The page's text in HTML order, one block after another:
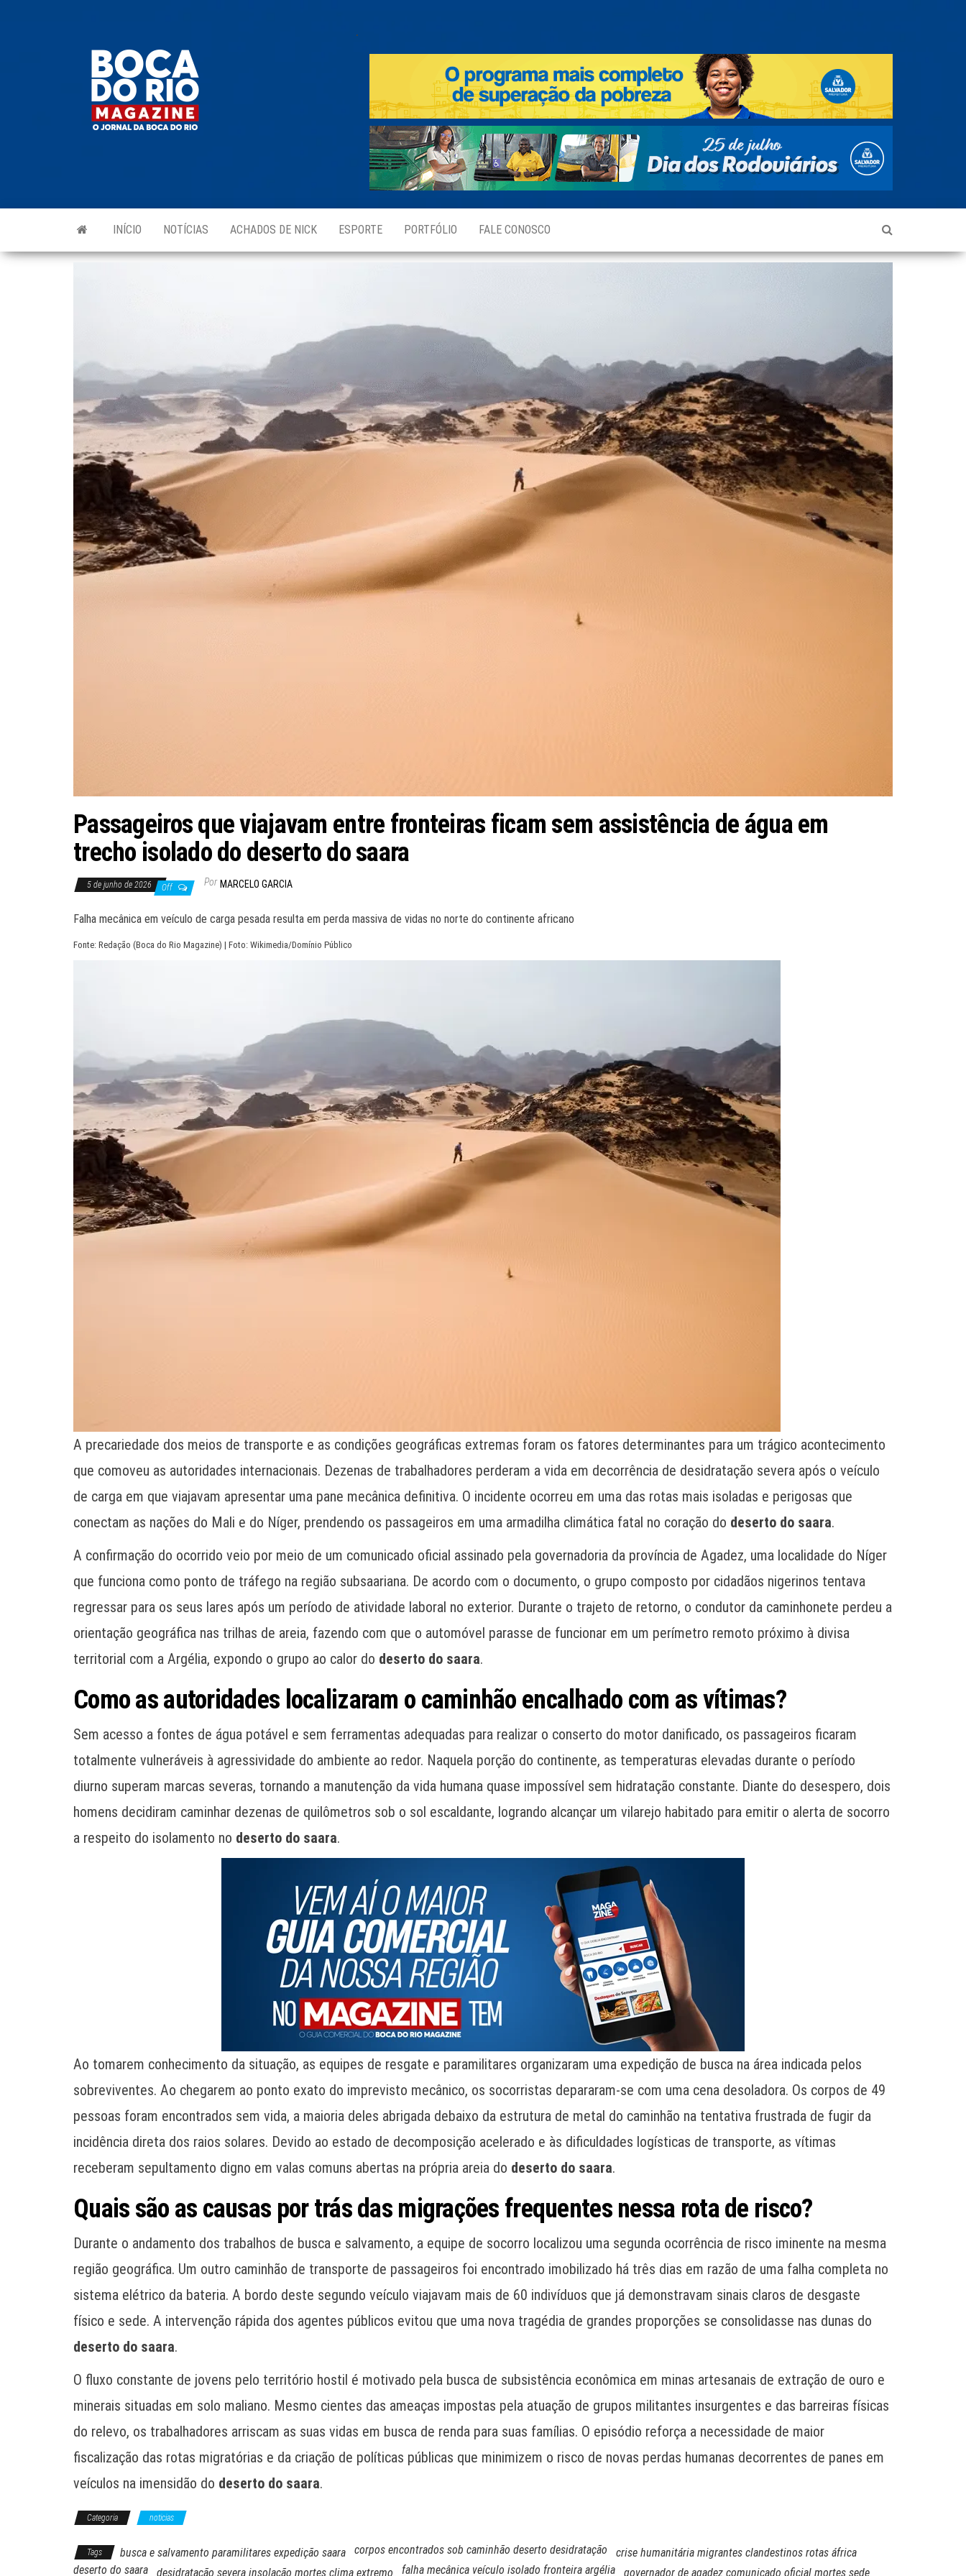
.
INÍCIO NOTÍCIAS ACHADOS DE NICK ESPORTE PORTFÓLIO FALE CONOSCO
Passageiros que viajavam entre fronteiras ficam sem assistência de água em
trecho isolado do deserto do saara
5 de junho de 2026 Off Por MARCELO GARCIA
Falha mecânica em veículo de carga pesada resulta em perda massiva de vidas no norte do continente africano
Fonte: Redação (Boca do Rio Magazine) | Foto: Wikimedia/Domínio Público
A precariedade dos meios de transporte e as condições geográficas extremas foram os fatores determinantes para um trágico acontecimento
que comoveu as autoridades internacionais. Dezenas de trabalhadores perderam a vida em decorrência de desidratação severa após o veículo
de carga em que viajavam apresentar uma pane mecânica definitiva. O incidente ocorreu em uma das rotas mais isoladas e perigosas que
conectam as nações do Mali e do Níger, prendendo os passageiros em uma armadilha climática fatal no coração do deserto do saara.
A confirmação do ocorrido veio por meio de um comunicado oficial assinado pela governadoria da província de Agadez, uma localidade do Níger
que funciona como ponto de tráfego na região subsaariana. De acordo com o documento, o grupo composto por cidadãos nigerinos tentava
regressar para os seus lares após um período de atividade laboral no exterior. Durante o trajeto de retorno, o condutor da caminhonete perdeu a
orientação geográfica nas trilhas de areia, fazendo com que o automóvel parasse de funcionar em um perímetro remoto próximo à divisa
territorial com a Argélia, expondo o grupo ao calor do deserto do saara.
Como as autoridades localizaram o caminhão encalhado com as vítimas?
Sem acesso a fontes de água potável e sem ferramentas adequadas para realizar o conserto do motor danificado, os passageiros ficaram
totalmente vulneráveis à agressividade do ambiente ao redor. Naquela porção do continente, as temperaturas elevadas durante o período
diurno superam marcas severas, tornando a manutenção da vida humana quase impossível sem hidratação constante. Diante do desespero, dois
homens decidiram caminhar dezenas de quilômetros sob o sol escaldante, logrando alcançar um vilarejo habitado para emitir o alerta de socorro
a respeito do isolamento no deserto do saara.
Ao tomarem conhecimento da situação, as equipes de resgate e paramilitares organizaram uma expedição de busca na área indicada pelos
sobreviventes. Ao chegarem ao ponto exato do imprevisto mecânico, os socorristas depararam-se com uma cena desoladora. Os corpos de 49
pessoas foram encontrados sem vida, a maioria deles abrigada debaixo da estrutura de metal do caminhão na tentativa frustrada de fugir da
incidência direta dos raios solares. Devido ao estado de decomposição acelerado e às dificuldades logísticas de transporte, as vítimas
receberam sepultamento digno em valas comuns abertas na própria areia do deserto do saara.
Quais são as causas por trás das migrações frequentes nessa rota de risco?
Durante o andamento dos trabalhos de busca e salvamento, a equipe de socorro localizou uma segunda ocorrência de risco iminente na mesma
região geográfica. Um outro caminhão de transporte de passageiros foi encontrado imobilizado há três dias em razão de uma falha completa no
sistema elétrico da bateria. A bordo deste segundo veículo viajavam mais de 60 indivíduos que já demonstravam sinais claros de desgaste
físico e sede. A intervenção rápida dos agentes públicos evitou que uma nova tragédia de grandes proporções se consolidasse nas dunas do
deserto do saara.
O fluxo constante de jovens pelo território hostil é motivado pela busca de subsistência econômica em minas artesanais de extração de ouro e
minerais situadas em solo maliano. Mesmo cientes das ameaças impostas pela atuação de grupos militantes insurgentes e das barreiras físicas
do relevo, os trabalhadores arriscam as suas vidas em busca de renda para suas famílias. O episódio reforça a necessidade de maior
fiscalização das rotas migratórias e da criação de políticas públicas que minimizem o risco de novas perdas humanas decorrentes de panes em
veículos na imensidão do deserto do saara.
Categoria noticias
Tags busca e salvamento paramilitares expedição saara corpos encontrados sob caminhão deserto desidratação
crise humanitária migrantes clandestinos rotas áfrica
deserto do saara
desidratação severa insolação mortes clima extremo falha mecânica veículo isolado fronteira argélia governador de agadez comunicado oficial mortes sede